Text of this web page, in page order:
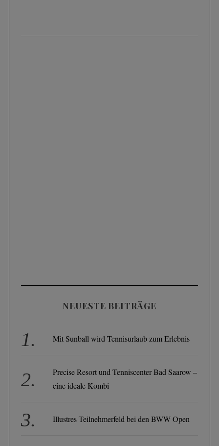
NEUESTE BEITRÄGE
Mit Sunball wird Tennisurlaub zum Erlebnis
Precise Resort und Tenniscenter Bad Saarow –
eine ideale Kombi
Illustres Teilnehmerfeld bei den BWW Open